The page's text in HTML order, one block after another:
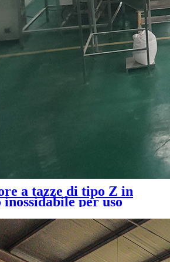
a tazze di tipo Z in
inossidabile per uso